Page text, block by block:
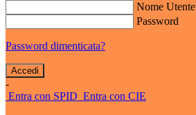
Nome Utente
Password
Password dimenticata?
-
Entra con SPID Entra con CIE